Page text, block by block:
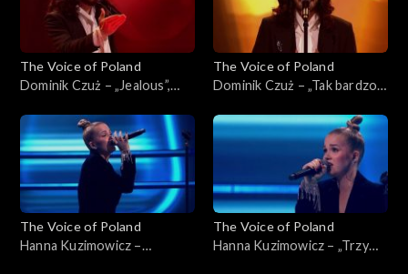
The Voice of Poland
Dominik Czuż – „Jealous”,
22 listopada 2025
The Voice of Poland
Dominik Czuż – „Tak bardzo
Poland”, Live 3, 22 listopada
2025
The Voice of Poland
Hanna Kuzimowicz –
The Voice of Poland
Hanna Kuzimowicz – „Trzy